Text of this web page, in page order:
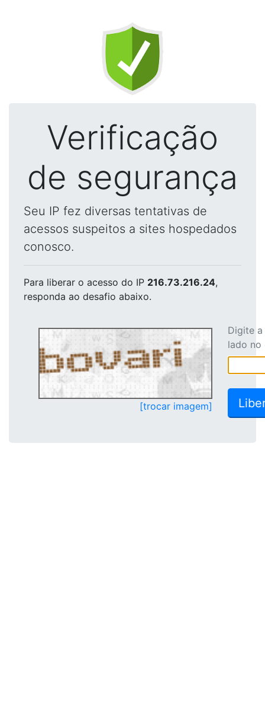
Verificação
de segurança
Seu IP fez diversas tentativas de
acessos suspeitos a sites hospedados
conosco.
Para liberar o acesso do IP 216.73.216.24,
responda ao desafio abaixo.
[trocar imagem]
Digite
lado no